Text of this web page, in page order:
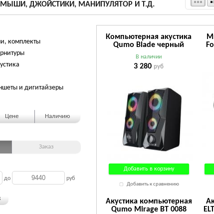
МЫШИ, ДЖОЙСТИКИ, МАНИПУЛЯТОР И Т.Д.
комплекты
и дигитайзеры
Цене Наличию
Заказ
до руб
Компьютерная акустика
Qumo Blade черный
В наличии
3 280 руб
Добавить в корзину
Добавить к сравнению
Акустика компьютерная
Qumo Mirage ВТ 0088